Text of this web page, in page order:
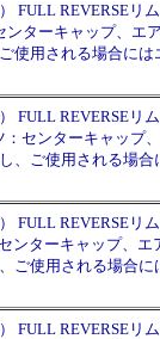
FULL REVERSEリム
ターキャップ、
使用される場合に
FULL REVERSEリム
：センターキャッ
、ご使用される場合
FULL REVERSEリム
ンターキャップ、
ご使用される場合に
FULL REVERSEリム